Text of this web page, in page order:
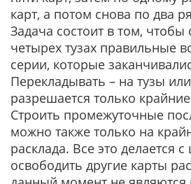
карт, а потом снова по два
Задача состоит в том, чтобы
четырех тузах правильные
серии, которые
Перекладывать – на тузы
разрешается только
Строить промежуточные
можно также только на
расклада. Все это делается
освободить другие карты